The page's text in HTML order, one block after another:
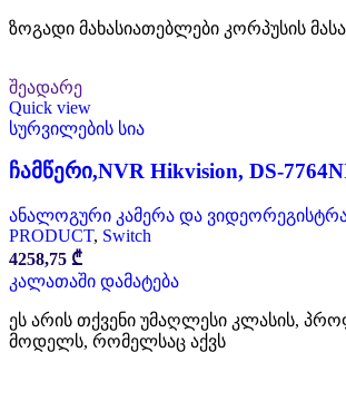
ზოგადი მახასიათებლები კორპუსის
შეადარე
Quick view
სურვილების სია
ჩამწერი,NVR Hikvision, DS-
ანალოგური კამერა და
PRODUCT, Switch
4258,75 ₾
კალათაში დამატება
ეს არის თქვენი უმაღლესი კლასის,
მოდელს, რომელსაც აქვს